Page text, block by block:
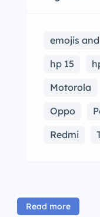
emojis
hp 15
Motorola
Oppo
Redmi
Read more